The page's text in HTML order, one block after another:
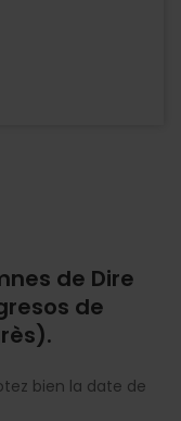
de Dire
de
bien la date de